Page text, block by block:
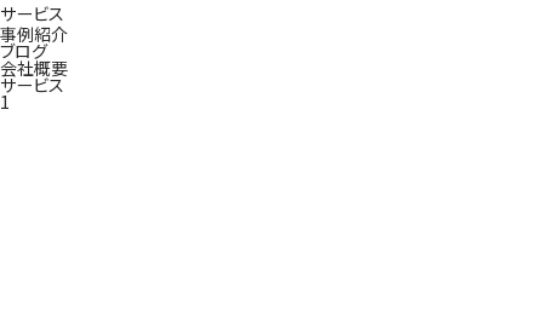
サービス
事例紹介
ブログ
会社概要
サービス
1